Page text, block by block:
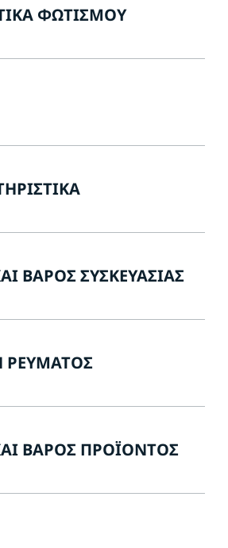
ΦΩΤΙΣΜΟΎ
ΒΆΡΟΣ ΣΥΣΚΕΥΑΣΊΑΣ
ΡΕΎΜΑΤΟΣ
ΒΆΡΟΣ ΠΡΟΪΌΝΤΟΣ